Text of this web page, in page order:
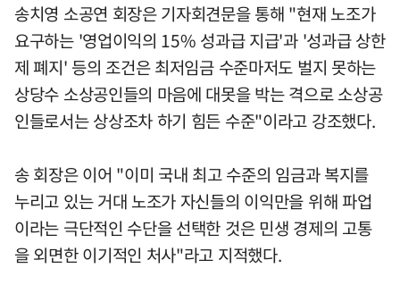
송치영 소공연 회장은 기자회견문을 통해 "현재 노조가
요구하는 '영업이익의 15% 성과급 지급'과 '성과급 상한
제 폐지' 등의 조건은 최저임금 수준마저도 벌지 못하는
상당수 소상공인들의 마음에 대못을 박는 격으로 소상공
인들로서는 상상조차 하기 힘든 수준"이라고 강조했다.
송 회장은 이어 "이미 국내 최고 수준의 임금과 복지를
누리고 있는 거대 노조가 자신들의 이익만을 위해 파업
이라는 극단적인 수단을 선택한 것은 민생 경제의 고통
을 외면한 이기적인 처사"라고 지적했다.